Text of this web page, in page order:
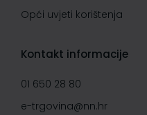
Opći uvjeti korištenja
Kontakt informacije
01 650 28 80
e-trgovina@nn.hr